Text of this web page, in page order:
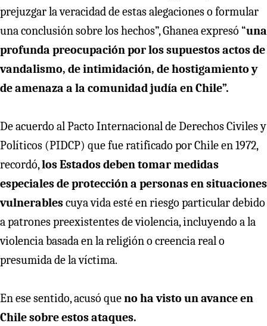
prejuzgar la veracidad de estas alegaciones o formular
una conclusión sobre los hechos”, Ghanea expresó “una
profunda preocupación por los supuestos actos de
vandalismo, de intimidación, de hostigamiento y
de amenaza a la comunidad judía en Chile”.
De acuerdo al Pacto Internacional de Derechos Civiles y
Políticos (PIDCP) que fue ratificado por Chile en 1972,
recordó,los Estados deben tomar medidas
especiales de protección a personas en situaciones
vulnerablescuya vida esté en riesgo particular debido
a patrones preexistentes de violencia, incluyendo a la
violencia basada en la religión o creencia real o
presumida de la víctima.
En ese sentido, acusó queno ha visto un avance en
Chile sobre estos ataques.